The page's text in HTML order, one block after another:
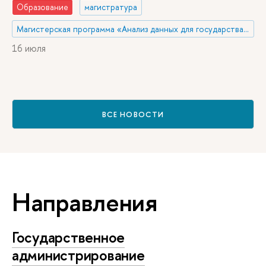
Образование
магистратура
Магистерская программа «Анализ данных для государства и общества»
16 июля
ВСЕ НОВОСТИ
Направления
Государственное
администрирование